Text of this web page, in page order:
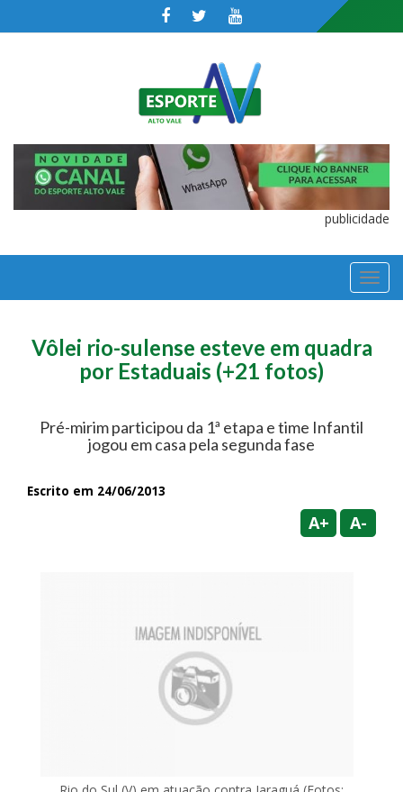
publicidade
Vôlei rio-sulense esteve em quadra
por Estaduais (+21 fotos)
Pré-mirim participou da 1ª etapa e time Infantil
jogou em casa pela segunda fase
Escrito em 24/06/2013
A+ A-